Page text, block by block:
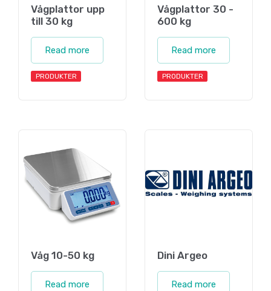
Vågplattor upp
till 30 kg
Read more
PRODUKTER
Vågplattor 30 -
600 kg
Read more
PRODUKTER
Våg 10-50 kg
Read more
Dini Argeo
Read more